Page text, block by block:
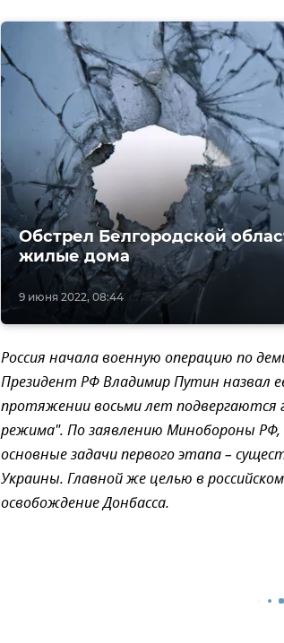
9 июня 2022, 08:44
Обстрел Белгородской
жилые дома
Россия начала военную операцию по
Президент РФ Владимир Путин назвал
протяжении восьми лет подвергаются
режима". По заявлению Минобороны
основные задачи первого этапа –
Украины. Главной же целью в
освобождение Донбасса.